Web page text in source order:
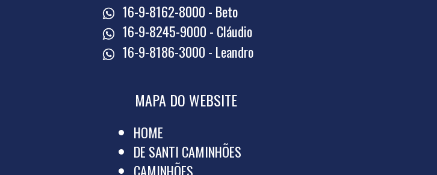
16-9-8162-8000 - Beto
16-9-8245-9000 - Cláudio
16-9-8186-3000 - Leandro
MAPA DO WEBSITE
HOME
DE SANTI CAMINHÕES
CAMINHÕES